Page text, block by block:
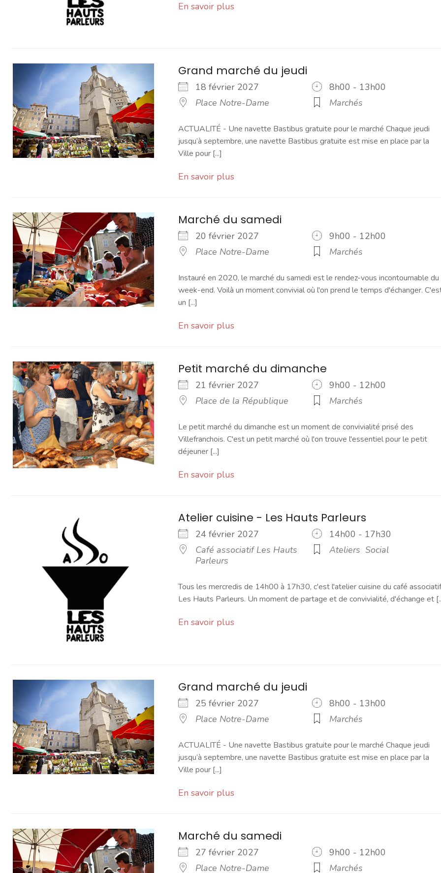
En savoir plus
Grand marché du jeudi
18 février 2027
8h00 - 13h00
Place Notre-Dame
Marchés
ACTUALITÉ - Une navette Bastibus gratuite pour le marché Chaque jeudi
jusqu’à septembre, une navette Bastibus gratuite est mise en place par la
Ville pour [...]
En savoir plus
Marché du samedi
20 février 2027
9h00 - 12h00
Place Notre-Dame
Marchés
Instauré en 2020, le marché du samedi est le rendez-vous incontournable du
week-end. Voilà un moment convivial où l'on prend le temps d'échanger.
un [...]
En savoir plus
Petit marché du dimanche
21 février 2027
9h00 - 12h00
Place de la République
Marchés
Le petit marché du dimanche est un moment de convivialité prisé des
Villefranchois. C'est un petit marché où l'on trouve l'essentiel pour le petit
déjeuner [...]
En savoir plus
Atelier cuisine - Les Hauts Parleurs
24 février 2027
14h00 - 17h30
Café associatif Les Hauts
Parleurs
Ateliers Social
Tous les mercredis de 14h00 à 17h30, c'est l'atelier cuisine du café associatif
Les Hauts Parleurs. Un moment de partage et de convivialité, d'échange et
En savoir plus
Grand marché du jeudi
25 février 2027
8h00 - 13h00
Place Notre-Dame
Marchés
ACTUALITÉ - Une navette Bastibus gratuite pour le marché Chaque jeudi
jusqu’à septembre, une navette Bastibus gratuite est mise en place par la
Ville pour [...]
En savoir plus
Marché du samedi
27 février 2027
9h00 - 12h00
Place Notre-Dame
Marchés